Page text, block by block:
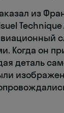
из
Когда он
деталь